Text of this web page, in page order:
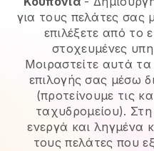
για τους πελάτες σας
επιλέξετε από το
στοχευμένες
Μοιραστείτε αυτά
επιλογής σας μέσω
(προτείνουμε τις
ταχυδρομείου).
ενεργά και ληγμένα
τους πελάτες που